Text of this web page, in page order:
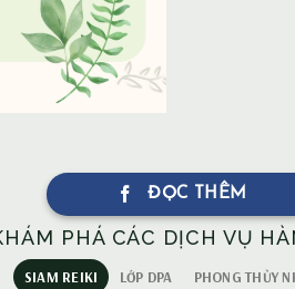
ĐỌC THÊM
KHÁM PHÁ CÁC DỊCH VỤ
SIAM REIKI